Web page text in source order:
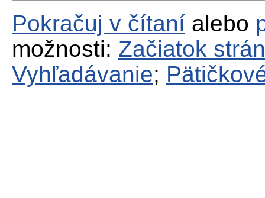
Pokračuj v čítaní alebo
možnosti: Začiatok
Vyhľadávanie;